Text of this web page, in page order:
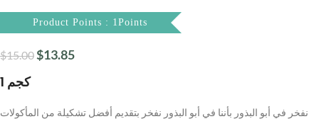
Product Points : 1Points
$15.00$13.85
1 كجم
نفخر في أبو البذور بأننا في أبو البذور نفخر بتقديم أفضل تشكيلة من المأكولات